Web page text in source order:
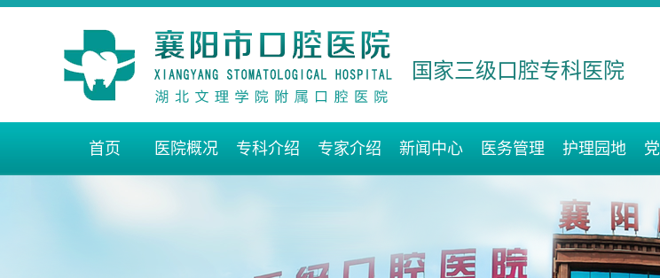
国家三级口腔专科医院
首页 医院概况 专科介绍 专家介绍 新闻中心 医务管理 护理园地